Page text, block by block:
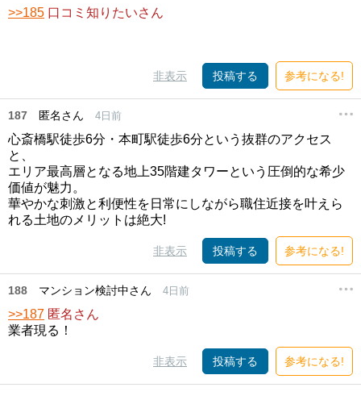
>>185 口コミ知りたいさん
非表示 投稿する 参考になる!
187 匿名さん 4日前
心斎橋駅徒歩6分・本町駅徒歩6分という抜群のアクセス
と、
エリア最高層となる地上35階建タワーという圧倒的な希少
価値が魅力。
華やかな刺激と利便性を日常にしながら職住近接を叶えら
れる土地のメリットは絶大!
非表示 投稿する 参考になる!
188 マンション検討中さん 4日前
>>187 匿名さん
業者現る！
非表示 投稿する 参考になる!